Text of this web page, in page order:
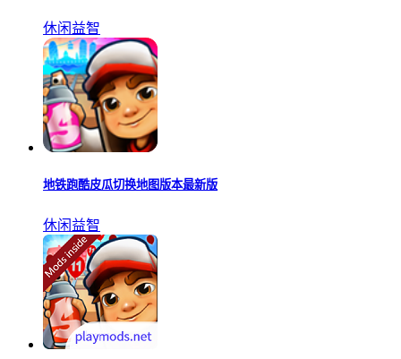
休闲益智
地铁跑酷皮瓜切换地图版本最新版
休闲益智